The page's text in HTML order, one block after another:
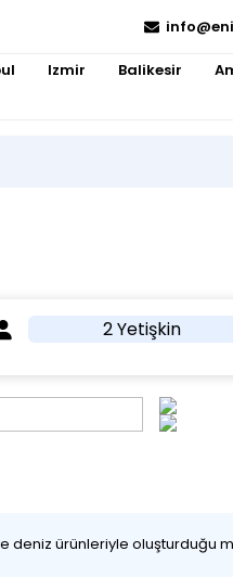
Izmir Balikesir
2 Yetişkin
deniz ürünleriyle